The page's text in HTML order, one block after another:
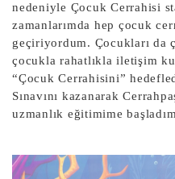
nedeniyle Çocuk Cerrahisi
zamanlarımda hep çocuk
geçiriyordum. Çocukları da
çocukla rahatlıkla iletişim
“Çocuk Cerrahisini”
Sınavını kazanarak
uzmanlık eğitimime